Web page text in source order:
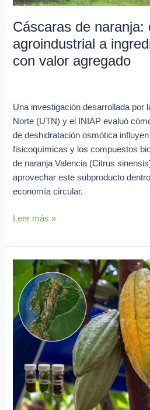
Cáscaras de naranja:
agroindustrial a
con valor agregado
Una investigación desarrollada por
Norte (UTN) y el INIAP evaluó
de deshidratación osmótica
fisicoquímicas y los compuestos
de naranja Valencia (Citrus
aprovechar este subproducto
economía circular.
funcional
valor
agregado
Leer más »
Cadmio
en
cacao:
una
amenaza
silenciosa
sostenibilidad
económica
de